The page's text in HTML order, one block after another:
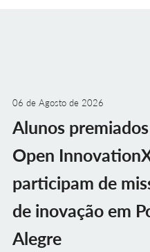
06 de Agosto de 2026
Alunos
Open
participam de
de inovação em
Alegre